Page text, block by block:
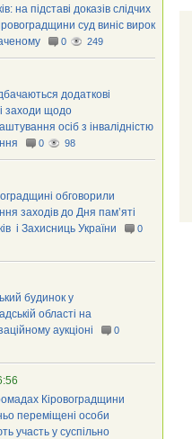
на підставі доказів слідчих
суд виніс вирок
0 249
додаткові
заходи щодо
осіб з інвалідністю
0 98
обговорили
заходів до Дня пам’яті
і Захисниць України
0
будинок у
області на
аукціоні
0
Кіровоградщини
переміщені особи
участь у суспільно